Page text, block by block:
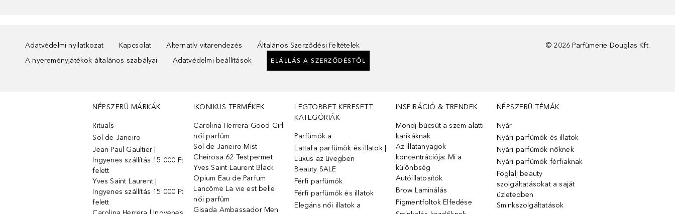
Adatvédelmi nyilatkozat Kapcsolat Alternatív vitarendezés
Általános Szerződési Feltételek
A nyereményjátékok általános szabályai
Adatvédelmi beállítások ELÁLLÁS A SZERZŐDÉSTŐL
© 2026 Parfümerie Douglas Kft.
NÉPSZERŰ MÁRKÁK
Rituals
Sol de Janeiro
Jean Paul Gaultier |
Ingyenes szállítás 15 000 Ft
felett
Yves Saint Laurent |
Ingyenes szállítás 15 000 Ft
felett
IKONIKUS TERMÉKEK
Carolina Herrera Good Girl
női parfüm
Sol de Janeiro Mist
Cheirosa 62 Testpermet
Yves Saint Laurent Black
Opium Eau de Parfum
Lancôme La vie est belle
női parfüm
Gisada Ambassador Men
LEGTÖBBET KERESETT
KATEGÓRIÁK
Parfümök ️a
Lattafa parfümök és illatok |
Luxus az üvegben
Beauty SALE
Férfi parfümök
Férfi parfümök és illatok
Elegáns női illatok ️a
INSPIRÁCIÓ & TRENDEK
Mondj búcsút a szem alatti
karikáknak
Az illatanyagok
koncentrációja: Mi a
különbség
Autóillatosítók
Brow Laminálás
Pigmentfoltok Elfedése
NÉPSZERŰ TÉMÁK
Nyár
Nyári parfümök és illatok
Nyári parfümök nőknek
Nyári parfümök férfiaknak
Foglalj beauty
szolgáltatásokat a saját
üzletedben
Sminkszolgáltatások